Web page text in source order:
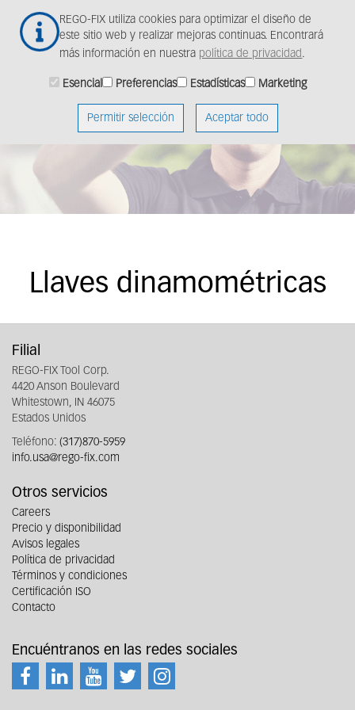
REGO-FIX utiliza cookies para optimizar el diseño de
este sitio web y realizar mejoras continuas. Encontrará
más información en nuestra política de privacidad .
Esencial Preferencias Estadísticas Marketing
Permitir selección Aceptar todo
main
Llaves dinamométricas
Filial
REGO-FIX Tool Corp.
4420 Anson Boulevard
Whitestown, IN 46075
Estados Unidos
Teléfono: (317)870-5959
info.usa@rego-fix.com
Otros servicios
Careers
Precio y disponibilidad
Avisos legales
Política de privacidad
Términos y condiciones
Certificación ISO
Contacto
Encuéntranos en las redes sociales